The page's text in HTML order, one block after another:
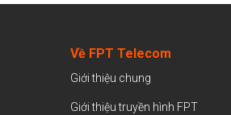
Về FPT Telecom
Giới thiệu chung
Giới thiệu truyền hình FPT